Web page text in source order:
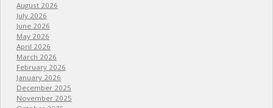
August 2026
July 2026
June 2026
May 2026
April 2026
March 2026
February 2026
January 2026
December 2025
November 2025